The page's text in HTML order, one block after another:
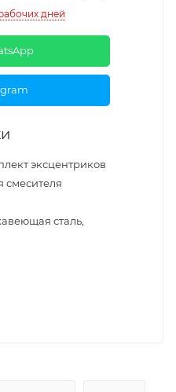
дней
эксцентриков
смесителя
сталь,